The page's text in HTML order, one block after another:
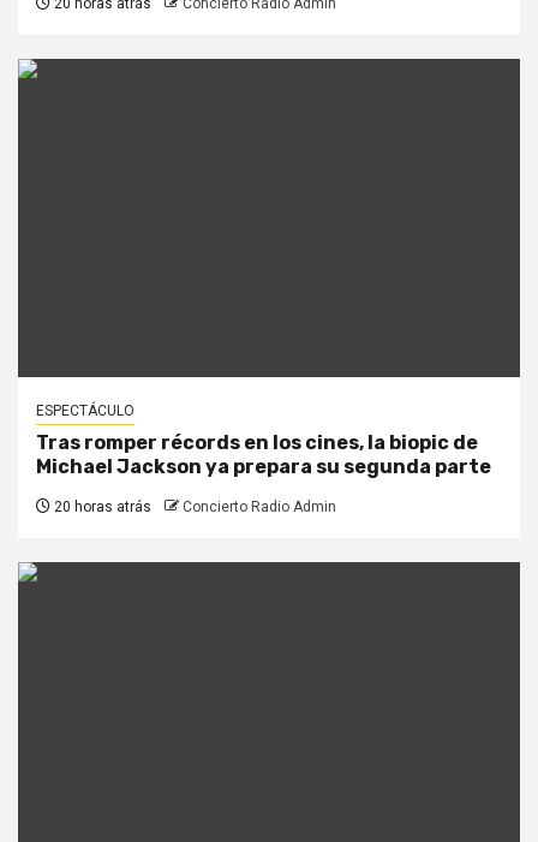
ESPECTÁCULO
Tras romper récords en los cines, la biopic de
Michael Jackson ya prepara su segunda parte
20 horas atrás Concierto Radio Admin